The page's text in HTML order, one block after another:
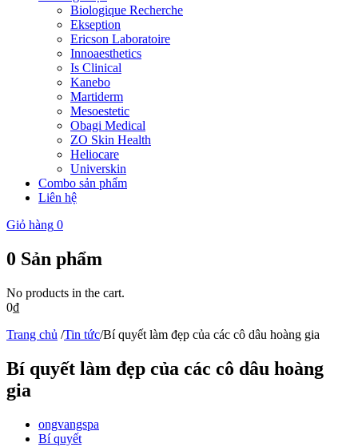
Biologique Recherche
Ekseption
Ericson Laboratoire
Innoaesthetics
Is Clinical
Kanebo
Martiderm
Mesoestetic
Obagi Medical
ZO Skin Health
Heliocare
Universkin
Combo sản phẩm
Liên hệ
Giỏ hàng 0
0 Sản phẩm
No products in the cart.
0₫
Trang chủ /Tin tức/Bí quyết làm đẹp của các cô dâu hoàng gia
Bí quyết làm đẹp của các cô dâu hoàng
gia
ongvangspa
Bí quyết